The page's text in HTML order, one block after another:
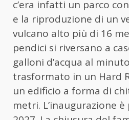
c’era infatti un parco
e la riproduzione di un
vulcano alto più di 16
pendici si riversano a
galloni d’acqua al
trasformato in un Hard
un edificio a forma di
metri. L’inaugurazione